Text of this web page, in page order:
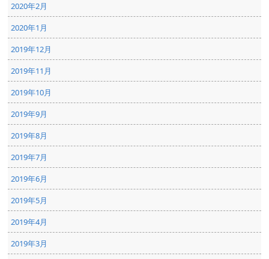
2020年2月
2020年1月
2019年12月
2019年11月
2019年10月
2019年9月
2019年8月
2019年7月
2019年6月
2019年5月
2019年4月
2019年3月